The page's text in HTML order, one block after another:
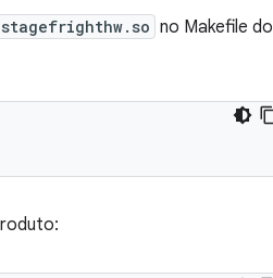
no Makefile do